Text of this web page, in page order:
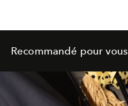
Recommandé pour vous